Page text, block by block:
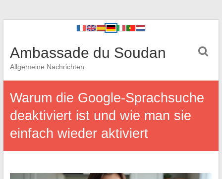
Ambassade du Soudan
Allgemeine Nachrichten
Warum die Google-Sprachsuche
deaktiviert ist und wie man sie
einfach wieder aktiviert